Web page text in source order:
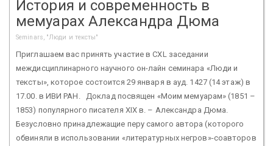
История и современность в
мемуарах Александра Дюма
Seminars, "Люди и тексты"
Приглашаем вас принять участие в CXL заседании
междисциплинарного научного он-лайн семинара «Люди и
тексты», которое состоится 29 января в ауд. 1427 (14 этаж) в
17.00. в ИВИ РАН. Доклад посвящен «Моим мемуарам» (1851 –
1853) популярного писателя XIX в. – Александра Дюма.
Безусловно принадлежащие перу самого автора (которого
обвиняли в использовании «литературных негров»-соавторов